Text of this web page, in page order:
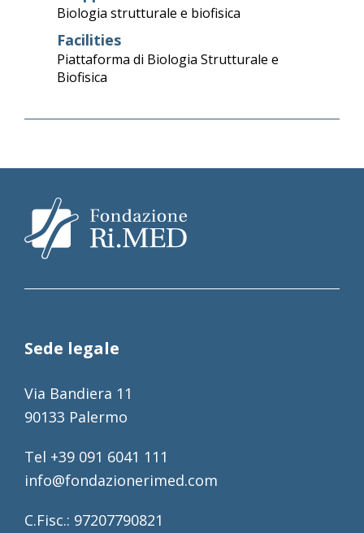
Biologia strutturale e biofisica
Facilities
Piattaforma di Biologia Strutturale e
Biofisica
Sede legale
Via Bandiera 11
90133 Palermo
Tel +39 091 6041 111
info@fondazionerimed.com
C.Fisc.: 97207790821